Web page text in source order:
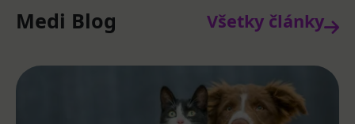
Medi Blog Všetky články